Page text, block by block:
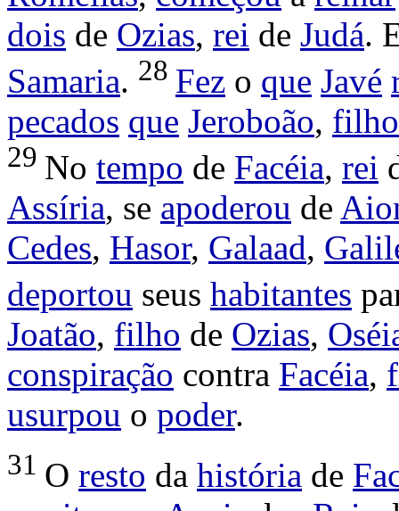
dois de Ozias, rei de Judá.
Samaria. 28 Fez o que Javé
pecados que Jeroboão, filho
29 No tempo de Facéia, rei
Assíria, se apoderou de
Cedes, Hasor, Galaad,
deportou seus habitantes
Joatão, filho de Ozias,
conspiração contra Facéia,
usurpou o poder.
31 O resto da história de